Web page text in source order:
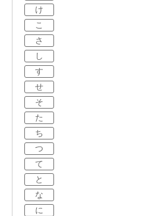
け
こ
さ
し
す
せ
そ
た
ち
つ
て
と
な
に